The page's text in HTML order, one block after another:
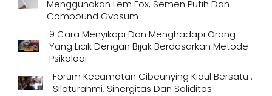
Menggunakan Lem Fox, Semen Putih Dan
Compound Gypsum
9 Cara Menyikapi Dan Menghadapi Orang
Yang Licik Dengan Bijak Berdasarkan Metode
Psikologi
Forum Kecamatan Cibeunying Kidul Bersatu :
Silaturahmi, Sinergitas Dan Soliditas